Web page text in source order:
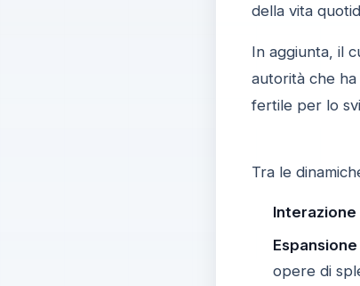
della vita
In aggiunta, il
autorità che
fertile per lo
Tra le
opere di